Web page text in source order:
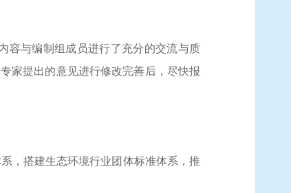
容与编制组成员进行了充分的交流与质
家提出的意见进行修改完善后，尽快报
，搭建生态环境行业团体标准体系，推